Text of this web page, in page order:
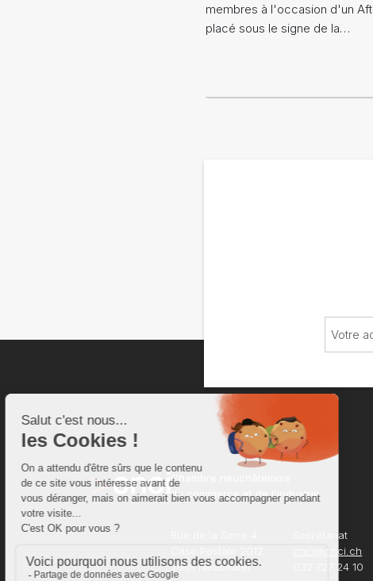
membres à l'occasion d'un
placé sous le signe de la…
Chambre neuchâteloise
du commerce et de l'industrie
2001 Neuchâtel
Secrétariat
cnci@cnci.ch
032 727 24 10